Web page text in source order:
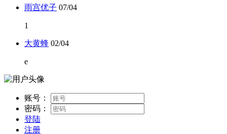
雨宫优子 07/04
1
大黄蜂 02/04
e
账号：
密码：
登陆
注册